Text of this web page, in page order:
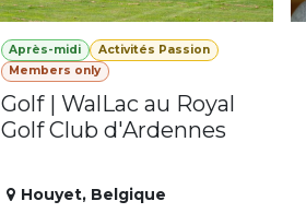
Après-midi
Activités Passion
Members only
Golf | WalLac au Royal
Golf Club d'Ardennes
Houyet, Belgique